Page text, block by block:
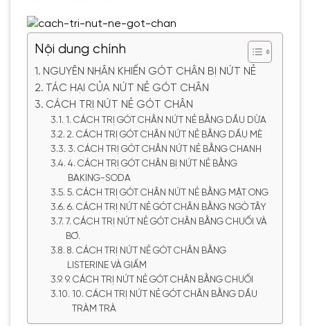
Nội dung chính
NGUYÊN NHÂN KHIẾN GÓT CHÂN BỊ NỨT NẺ
TÁC HẠI CỦA NỨT NẺ GÓT CHÂN
CÁCH TRỊ NỨT NẺ GÓT CHÂN
1. CÁCH TRỊ GÓT CHÂN NỨT NẺ BẰNG DẦU DỪA
2. CÁCH TRỊ GÓT CHÂN NỨT NẺ BẰNG DẦU MÈ
3. CÁCH TRỊ GÓT CHÂN NỨT NẺ BẰNG CHANH
4. CÁCH TRỊ GÓT CHÂN BỊ NỨT NẺ BẰNG
BAKING-SODA
5. CÁCH TRỊ GÓT CHÂN NỨT NẺ BẰNG MẬT ONG
6. CÁCH TRỊ NỨT NẺ GÓT CHÂN BẰNG NGÒ TÂY
7. CÁCH TRỊ NỨT NẺ GÓT CHÂN BẰNG CHUỐI VÀ
BƠ.
8. CÁCH TRỊ NỨT NẺ GÓT CHÂN BẰNG
LISTERINE VÀ GIẤM
9. CÁCH TRỊ NỨT NẺ GÓT CHÂN BẰNG CHUỐI
10. CÁCH TRỊ NỨT NẺ GÓT CHÂN BẰNG DẦU
TRÀM TRÀ